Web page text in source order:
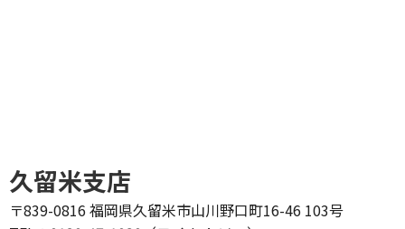
久留米支店
〒839-0816 福岡県久留米市山川野口町16-46 103号